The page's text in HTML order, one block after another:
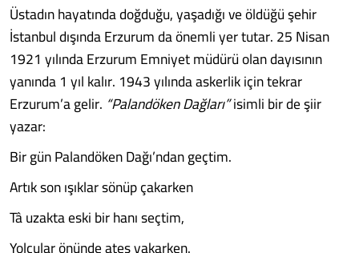
Üstadın hayatında doğduğu, yaşadığı ve öldüğü şehir
İstanbul dışında Erzurum da önemli yer tutar. 25 Nisan
1921 yılında Erzurum Emniyet müdürü olan dayısının
yanında 1 yıl kalır. 1943 yılında askerlik için tekrar
Erzurum’a gelir. “Palandöken Dağları”isimli bir de şiir
yazar:
Bir gün Palandöken Dağı’ndan geçtim.
Artık son ışıklar sönüp çakarken
Tâ uzakta eski bir hanı seçtim,